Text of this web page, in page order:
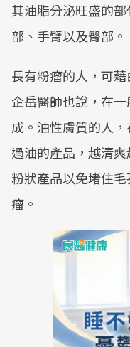
其油脂分泌旺盛的
部、手臂以及臀部。
長有粉瘤的人，可
企岳醫師也說，在
成。油性膚質的人
過油的產品，越清
粉狀產品以免堵住
瘤。